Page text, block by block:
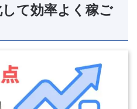
て効率よく稼ご